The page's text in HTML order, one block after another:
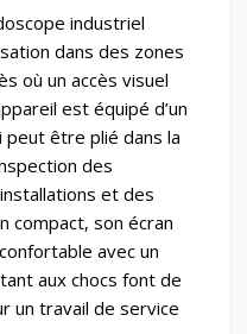
industriel
dans des zones
où un accès visuel
est équipé d’un
être plié dans la
des
et des
compact, son écran
avec un
aux chocs font de
un travail de service